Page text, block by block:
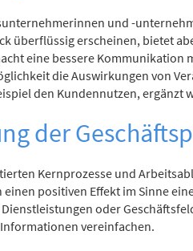
und -
überflüssig erscheinen, bietet
eine bessere Kommunikation
die Auswirkungen von
den Kundennutzen, ergänzt
der
Kernprozesse und
positiven Effekt im Sinne
oder
vereinfachen.